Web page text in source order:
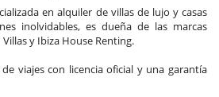
en alquiler de villas de lujo y casas
inolvidables, es dueña de las marcas
y Ibiza House Renting.
viajes con licencia oficial y una garantía